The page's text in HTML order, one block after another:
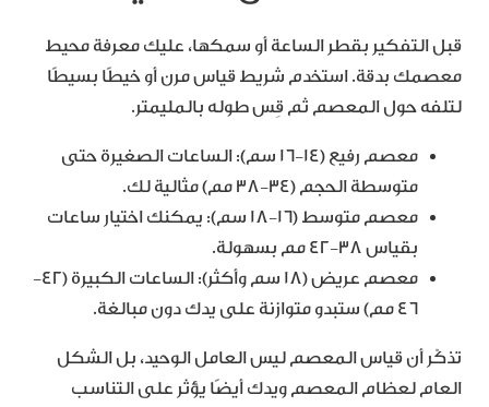
قبل التفكير بقطر الساعة أو سمكها، عليك معرفة محيط
معصمك بدقة. استخدم شريط قياس مرن أو خيطًا بسيطًا
لتلفه حول المعصم ثم قِس طوله بالمليمتر.
معصم رفيع (14-16 سم): الساعات الصغيرة حتى
متوسطة الحجم (34-38 مم) مثالية لك.
معصم متوسط (16-18 سم): يمكنك اختيار ساعات
بقياس 38-42 مم بسهولة.
معصم عريض (18 سم وأكثر): الساعات الكبيرة (42-
46 مم) ستبدو متوازنة على يدك دون مبالغة.
تذكّر أن قياس المعصم ليس العامل الوحيد، بل الشكل
العام لعظام المعصم ويدك أيضًا يؤثر على التناسب